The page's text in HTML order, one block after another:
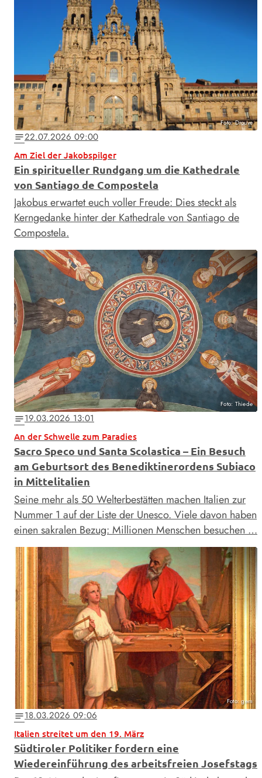
Foto: Drouve
notes22.07.2026 09:00
Am Ziel der Jakobspilger
Ein spiritueller Rundgang um die Kathedrale
von Santiago de Compostela
Jakobus erwartet euch voller Freude: Dies steckt als
Kern­gedanke hinter der Kathedrale von Santiago de
Compostela.
Foto: Thiede
notes19.03.2026 13:01
An der Schwelle zum Paradies
Sacro Speco und Santa Scolastica – Ein Besuch
am Geburtsort des Benediktinerordens Subiaco
in Mittelitalien
Seine mehr als 50 Welterbestätten machen Italien zur
Nummer 1 auf der Liste der Unesco. Viele davon haben
einen sakralen Bezug: Millionen Menschen besuchen …
Foto: gem
notes18.03.2026 09:06
Italien streitet um den 19. März
Südtiroler Politiker fordern eine
Wiedereinführung des arbeitsfreien Josefstags